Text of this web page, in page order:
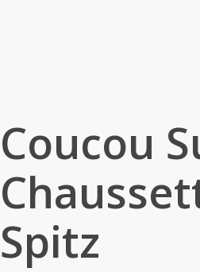
Coucou
Spitz